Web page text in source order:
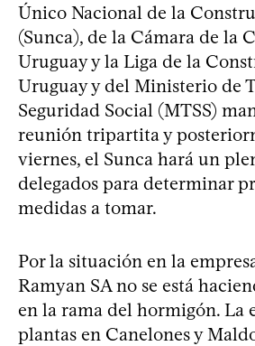
Único Nacional de la
(Sunca), de la Cámara de la
Uruguay y la Liga de la
Uruguay y del Ministerio de
Seguridad Social (MTSS)
reunión tripartita y
viernes, el Sunca hará un
delegados para determinar
medidas a tomar.
Por la situación en la
Ramyan SA no se está
en la rama del hormigón. La
plantas en Canelones y